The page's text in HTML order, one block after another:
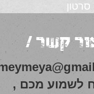
קשר /
לשמוע מכם ,